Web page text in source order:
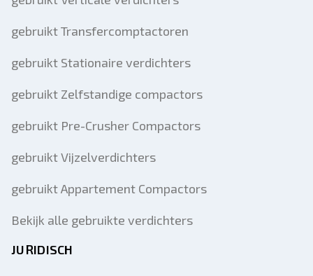
gebruikt Transfercomptactoren
gebruikt Stationaire verdichters
gebruikt Zelfstandige compactors
gebruikt Pre-Crusher Compactors
gebruikt Vijzelverdichters
gebruikt Appartement Compactors
Bekijk alle gebruikte verdichters
JURIDISCH